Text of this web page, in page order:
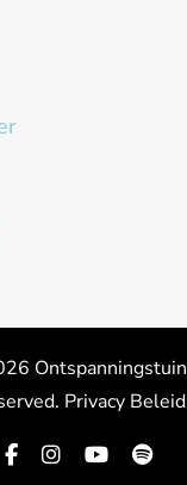
Ontspanningstuin
Privacy Beleid